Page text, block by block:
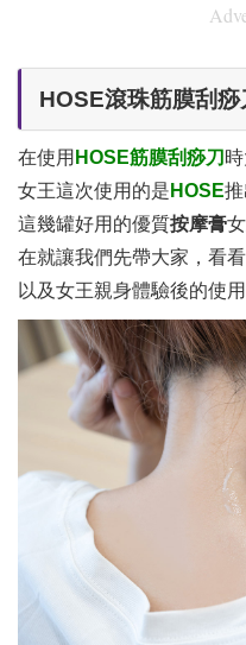
HOSE滾珠筋膜刮
在使用 HOSE筋膜刮痧刀
女王這次使用的是 HOSE
這幾罐好用的優質按摩膏
在就讓我們先帶大家，看看
以及女王親身體驗後的使